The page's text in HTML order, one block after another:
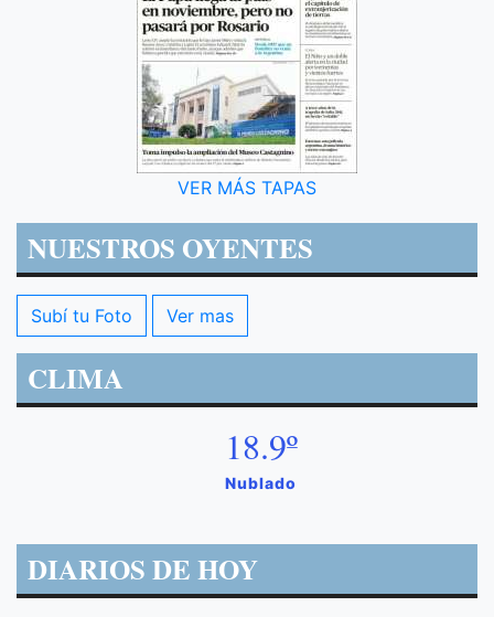
VER MÁS TAPAS
NUESTROS OYENTES
Subí tu Foto Ver mas
CLIMA
18.9º
Nublado
DIARIOS DE HOY